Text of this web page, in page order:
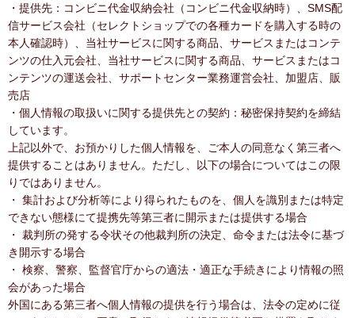
・提供先：コンビニ代金収納会社（コンビニ代金収納時）、SMS配
信サービス会社（セレクトショップでの各種カードを購入する時の
本人確認時）、当社サービスに関する商品、サービスまたはコンテ
ンツの仕入元会社、当社サービスに関する商品、サービスまたはコ
ンテンツの運送会社、サポートセンター業務運営会社、加盟店、販
売店
・個人情報の取扱いに関する提供先との契約：秘密保持契約を締結
しています。
上記以外で、お預かりした個人情報を、ご本人の同意なく第三者へ
提供することはありません。ただし、以下の場合についてはこの限
りではありません。
・ 集計および分析等により得られたものを、個人を識別または特定
できない態様にて提携先等第三者に開示または提供する場合
・ 裁判所の発する令状その他裁判所の決定、命令または法令に基づ
き開示する場合
・ 検察、警察、監督官庁からの適法・適正な手続きにより情報の照
会があった場合
外国にある第三者へ個人情報の提供を行う場合は、法令の定めに従